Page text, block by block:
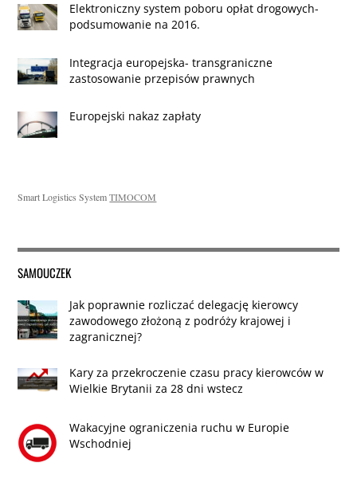
Elektroniczny system poboru opłat drogowych-
podsumowanie na 2016.
Integracja europejska- transgraniczne
zastosowanie przepisów prawnych
Europejski nakaz zapłaty
Smart Logistics SystemTIMOCOM
SAMOUCZEK
Jak poprawnie rozliczać delegację kierowcy
zawodowego złożoną z podróży krajowej i
zagranicznej?
Kary za przekroczenie czasu pracy kierowców w
Wielkie Brytanii za 28 dni wstecz
Wakacyjne ograniczenia ruchu w Europie
Wschodniej